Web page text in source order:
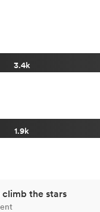
3.4k
1.9k
climb the stars